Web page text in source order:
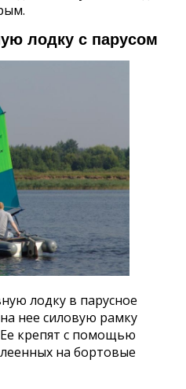
лодку с парусом
лодку в парусное
нее силовую рамку
крепят с помощью
на бортовые